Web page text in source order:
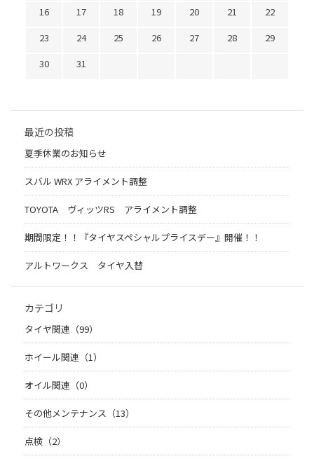
16
17 18 19 20 21
22
23
24 25 26 27 28
29
30
31
最近の投稿
夏季休業のお知らせ
スバル WRX アライメント調整
TOYOTA ヴィッツRS アライメント調整
期間限定！！『タイヤスペシャルプライスデー』開催！！
アルトワークス タイヤ入替
カテゴリ
タイヤ関連（99）
ホイール関連（1）
オイル関連（0）
その他メンテナンス（13）
点検（2）